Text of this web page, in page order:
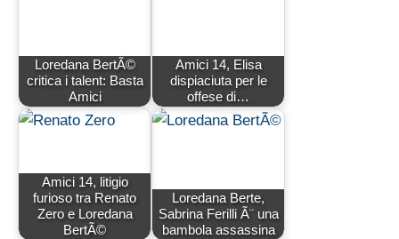
Loredana BertÃ©
critica i talent: Basta
Amici
Amici 14, Elisa
dispiaciuta per le
offese di…
Amici 14, litigio
furioso tra Renato
Zero e Loredana
BertÃ©
Loredana Berte,
Sabrina Ferilli Ã¨ una
bambola assassina